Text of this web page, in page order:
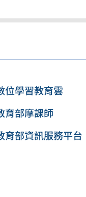
位學習教育雲
育部摩課師
育部資訊服務平台